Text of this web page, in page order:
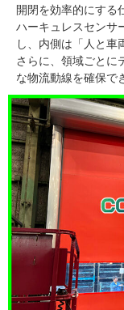
開閉を効率的にする
ハーキュレスセンサ
し、内側は「人と車
さらに、領域ごとに
な物流動線を確保で